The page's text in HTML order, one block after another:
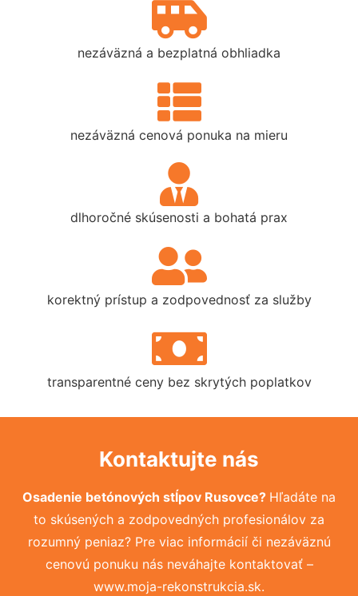
nezáväzná a bezplatná obhliadka
nezáväzná cenová ponuka na mieru
dlhoročné skúsenosti a bohatá prax
korektný prístup a zodpovednosť za služby
transparentné ceny bez skrytých poplatkov
Kontaktujte nás
Osadenie betónových stĺpov Rusovce? Hľadáte na
to skúsených a zodpovedných profesionálov za
rozumný peniaz? Pre viac informácií či nezáväznú
cenovú ponuku nás neváhajte kontaktovať –
www.moja-rekonstrukcia.sk.